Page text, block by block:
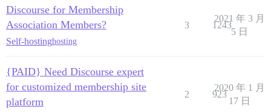
Discourse for Membership
Association Members?
Self-hostinghosting
3 1243
2021 年 3 月
5 日
{PAID} Need Discourse expert
for customized membership site
platform
2 923
2020 年 1 月
17 日